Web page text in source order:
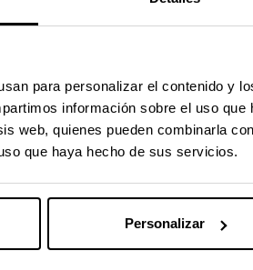
para personalizar el contenido y
información sobre el uso
web, quienes pueden combinarla
que haya hecho de sus servicios.
Personalizar
🕶️ Oferta Gafas
Smartphone iPhone 17 Pro
MFYV4QLA
(0)